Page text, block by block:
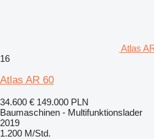
Atlas
16
Atlas AR 60
34.600 € 149.000 PLN
Baumaschinen - Multifunktionslader
2019
1.200 M/Std.